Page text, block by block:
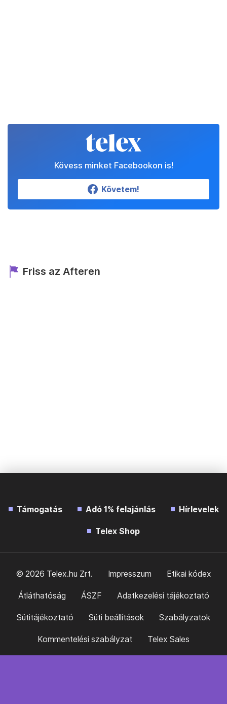
Kövess minket Facebookon is!
Követem!
Friss az Afteren
Támogatás Adó 1% felajánlás Hírlevelek
Telex Shop
© 2026 Telex.hu Zrt. Impresszum Etikai kódex
Átláthatóság ÁSZF Adatkezelési tájékoztató
Sütitájékoztató Süti beállítások Szabályzatok
Kommentelési szabályzat Telex Sales